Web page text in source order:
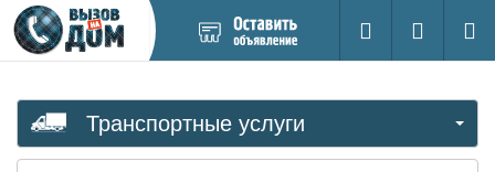
новое
Поиск
Вход на
Транспортные услуги